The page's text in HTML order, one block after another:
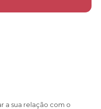
a sua relação com o